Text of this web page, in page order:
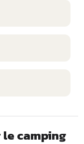
camping